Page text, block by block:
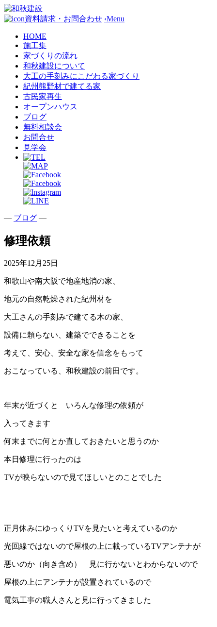
資料請求・お問合わせ ‹Menu
HOME
施工集
家づくりの流れ
和秋建設について
大工の手刻みにこだわる家づくり
紀州熊野材で建てる家
古民家再生
オープンハウス
ブログ
無料相談会
お問合せ
見学会
— ブログ —
修理依頼
2025年12月25日
和歌山や南大阪で地産地消の家、
地元の自然乾燥された紀州材を
大工さんの手刻みで建てる木の家、
設備に頼らない、建築でできることを
考えて、安心、安全な家を信念をもって
おこなっている、和秋建設の前田です。
年末が近づくと いろんな修理の依頼が
入ってきます
何末までに何とか直しておきたいと思うのか
本日修理に行ったのは
TVが映らないので見てほしいとのことでした
正月休みにゆっくりTVを見たいと考えているのか
光回線ではないので屋根の上に載っているTVアンテナが
悪いのか（向き含め） 見に行かないとわからないので
屋根の上にアンテナが設置されているので
電気工事の職人さんと見に行ってきました